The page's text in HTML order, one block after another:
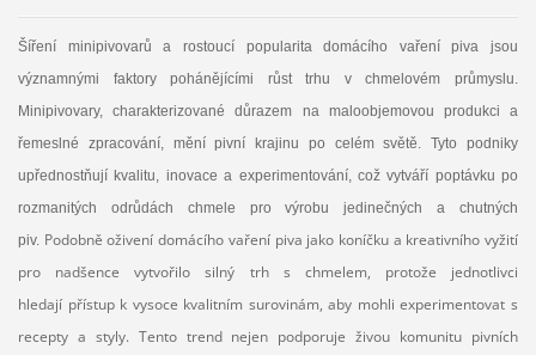
Šíření minipivovarů a rostoucí popularita domácího vaření piva jsou
významnými faktory pohánějícími růst trhu v chmelovém průmyslu.
Minipivovary, charakterizované důrazem na maloobjemovou produkci a
řemeslné zpracování, mění pivní krajinu po celém světě. Tyto podniky
upřednostňují kvalitu, inovace a experimentování, což vytváří poptávku po
rozmanitých odrůdách chmele pro výrobu jedinečných a chutných
piv. Podobně oživení domácího vaření piva jako koníčku a kreativního vyžití
pro nadšence vytvořilo silný trh s chmelem, protože jednotlivci
hledají přístup k vysoce kvalitním surovinám, aby mohli experimentovat s
recepty a styly. Tento trend nejen podporuje živou komunitu pivních